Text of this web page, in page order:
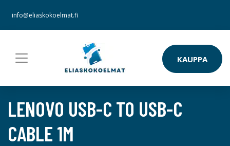
info@eliaskokoelmat.fi
KAUPPA
LENOVO USB-C TO USB-C
CABLE 1M